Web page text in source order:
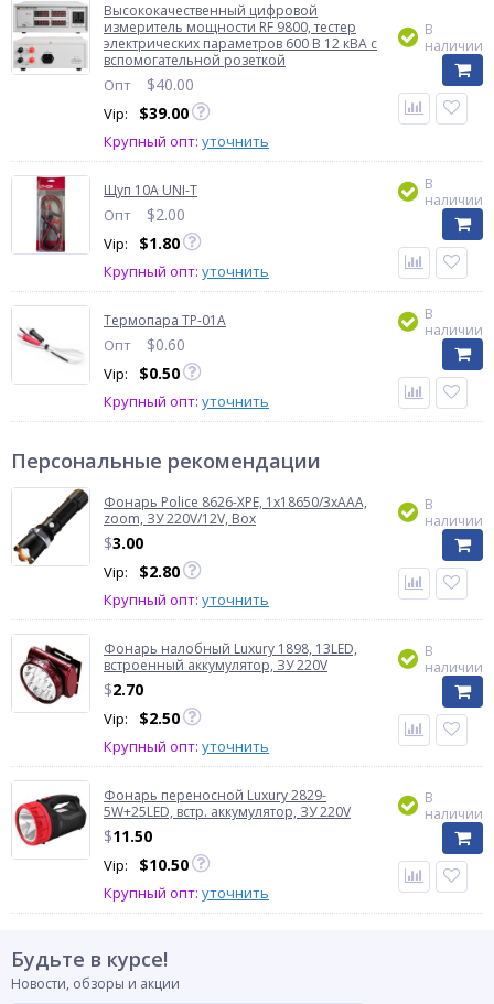
Высококачественный цифровой
измеритель мощности RF 9800, тестер
электрических параметров 600 В 12 кВА с
вспомогательной розеткой
Опт $40.00
Vip: $39.00
Крупный опт: уточнить
В
наличии
Щуп 10А UNI-T
Опт $2.00
Vip: $1.80
Крупный опт: уточнить
В
наличии
Термопара TP-01А
Опт $0.60
Vip: $0.50
Крупный опт: уточнить
В
наличии
Персональные рекомендации
Фонарь Police 8626-XPE, 1х18650/3xAAA,
zoom, ЗУ 220V/12V, Box
$3.00
Vip: $2.80
Крупный опт: уточнить
В
наличии
Фонарь налобный Luxury 1898, 13LED,
встроенный аккумулятор, ЗУ 220V
$2.70
Vip: $2.50
Крупный опт: уточнить
В
наличии
Фонарь переносной Luxury 2829-
5W+25LED, встр. аккумулятор, ЗУ 220V
$11.50
Vip: $10.50
Крупный опт: уточнить
В
наличии
Будьте в курсе!
Новости, обзоры и акции